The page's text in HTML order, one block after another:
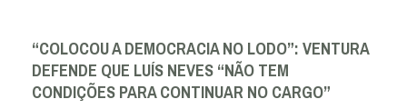
“COLOCOU A DEMOCRACIA NO LODO”: VENTURA
DEFENDE QUE LUÍS NEVES “NÃO TEM
CONDIÇÕES PARA CONTINUAR NO CARGO”